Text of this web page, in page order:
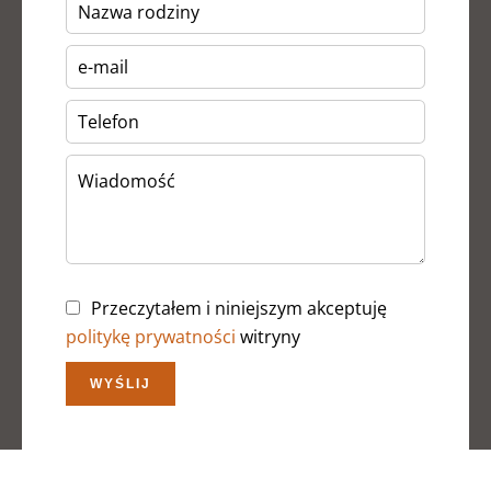
Przeczytałem i niniejszym akceptuję
politykę prywatności witryny
WYŚLIJ